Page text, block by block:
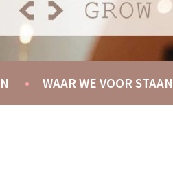
WAAR WE VOOR STAAN